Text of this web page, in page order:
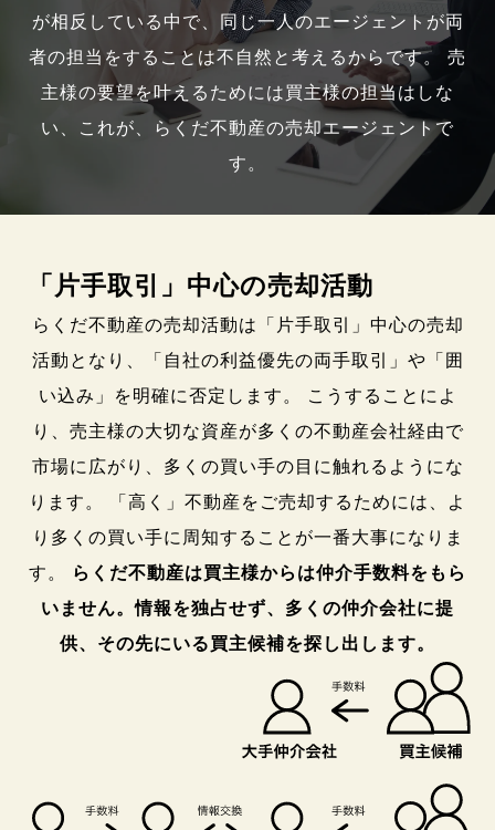
が相反している中で、同じ一人のエージェントが両
者の担当をすることは不自然と考えるからです。 売
主様の要望を叶えるためには買主様の担当はしな
い、これが、らくだ不動産の売却エージェントで
す。
「片手取引」中心の売却活動
らくだ不動産の売却活動は「片手取引」中心の売却
活動となり、「自社の利益優先の両手取引」や「囲
い込み」を明確に否定します。 こうすることによ
り、売主様の大切な資産が多くの不動産会社経由で
市場に広がり、多くの買い手の目に触れるようにな
ります。 「高く」不動産をご売却するためには、よ
り多くの買い手に周知することが一番大事になりま
す。
らくだ不動産は買主様からは仲介手数料をもら
いません。情報を独占せず、多くの仲介会社に提
供、その先にいる買主候補を探し出します。